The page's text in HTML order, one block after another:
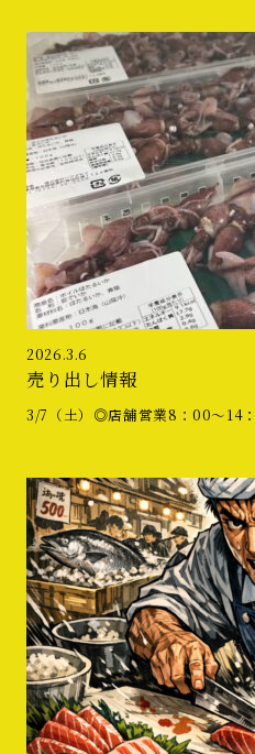
2026.3.6
売り出し情報
3/7（土）◎店舗営業8：00